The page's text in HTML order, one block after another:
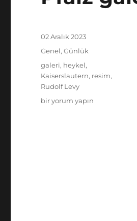
Yayın
02 Aralık 2023
Kategoriler
Genel,Günlük
Etiketler
galeri, heykel,
Kaiserslautern, resim,
Rudolf Levy
Pfalz
bir yorum yapın